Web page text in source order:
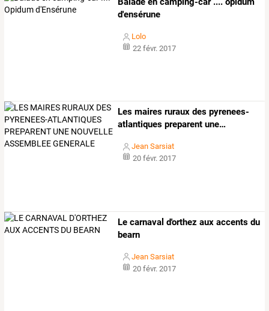
d'ensérune
Lolo
22 févr. 2017
Les maires ruraux des pyrenees-
atlantiques preparent une…
Jean Sarsiat
20 févr. 2017
Le carnaval d'orthez aux accents du
bearn
Jean Sarsiat
20 févr. 2017